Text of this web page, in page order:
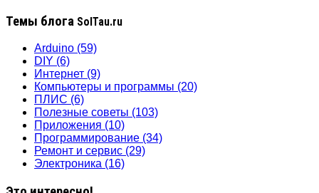
Темы блога SolTau.ru
Arduino (59)
DIY (6)
Интернет (9)
Компьютеры и программы (20)
ПЛИС (6)
Полезные советы (103)
Приложения (10)
Программирование (34)
Ремонт и сервис (29)
Электроника (16)